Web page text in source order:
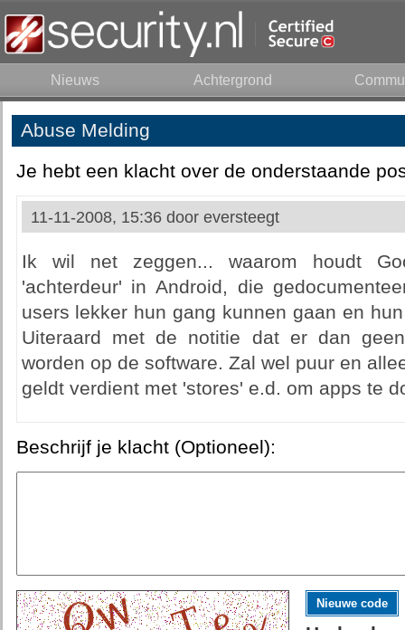
Nieuws Achtergrond
Abuse Melding
Je hebt een klacht over de onderstaande
11-11-2008, 15:36 door eversteegt
Ik wil net zeggen... waarom houdt
'achterdeur' in Android, die
users lekker hun gang kunnen gaan en
Uiteraard met de notitie dat er dan
worden op de software. Zal wel puur en
geldt verdient met 'stores' e.d. om apps te
Beschrijf je klacht (Optioneel):
Nieuwe code